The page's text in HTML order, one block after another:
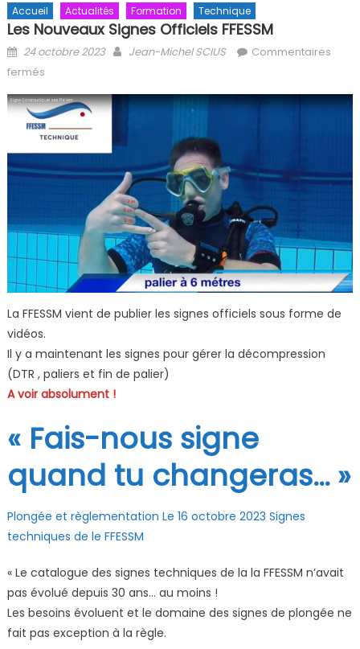
Accueil Actualités Formation Technique
Les Nouveaux Signes Officiels FFESSM
Posted on
24 octobre 2023 Author
Jean-Michel SCIUS
Commentaires
fermés
La FFESSM vient de publier les signes officiels sous forme de
vidéos.
Il y a maintenant les signes pour gérer la décompression
(DTR , paliers et fin de palier)
A voir absolument !
« Fais-nous signe
quand tu changeras… »
Plongée et règlementation Le 16 octobre 2023 Signes
techniques de le FFESSM
« Le catalogue des signes techniques de la la FFESSM n’avait
pas évolué depuis 30 ans… au moins !
Les besoins évoluent et le domaine des signes de plongée ne
fait pas exception à la règle.